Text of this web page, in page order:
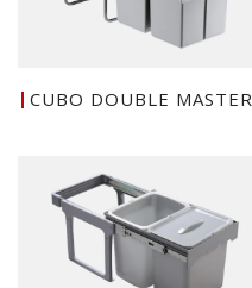
CUBO DOUBLE MASTER